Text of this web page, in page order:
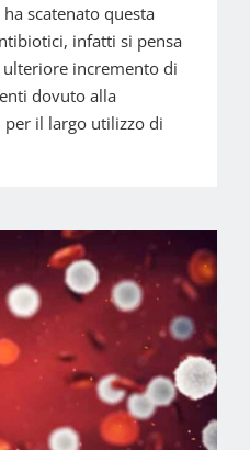
scatenato questa
infatti si pensa
incremento di
dovuto alla
per il largo utilizzo di